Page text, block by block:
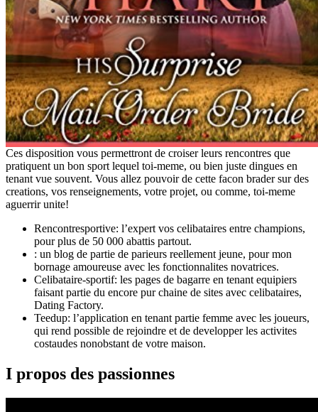
Ces disposition vous permettront de croiser leurs rencontres que
pratiquent un bon sport lequel toi-meme, ou bien juste dingues en
tenant vue souvent. Vous allez pouvoir de cette facon brader sur des
creations, vos renseignements, votre projet, ou comme, toi-meme
aguerrir unite!
Rencontresportive: l’expert vos celibataires entre champions,
pour plus de 50 000 abattis partout.
: un blog de partie de parieurs reellement jeune, pour mon
bornage amoureuse avec les fonctionnalites novatrices.
Celibataire-sportif: les pages de bagarre en tenant equipiers
faisant partie du encore pur chaine de sites avec celibataires,
Dating Factory.
Teedup: l’application en tenant partie femme avec les joueurs,
qui rend possible de rejoindre et de developper les activites
costaudes nonobstant de votre maison.
I propos des passionnes